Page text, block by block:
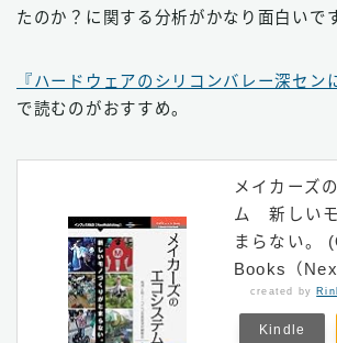
たのか？に関する分析がかなり面白いで
『ハードウェアのシリコンバレー深セン
で読むのがおすすめ。
メイカーズ
ム 新しい
まらない。
Books（
created by
Kindle